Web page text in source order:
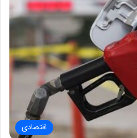
اقتصادی